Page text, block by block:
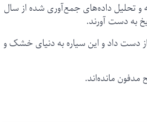
و تحلیل داده‌های جمع‌آوری شده از سال
از دست داد و این سیاره به دنیای خشک و
مانده‌اند.